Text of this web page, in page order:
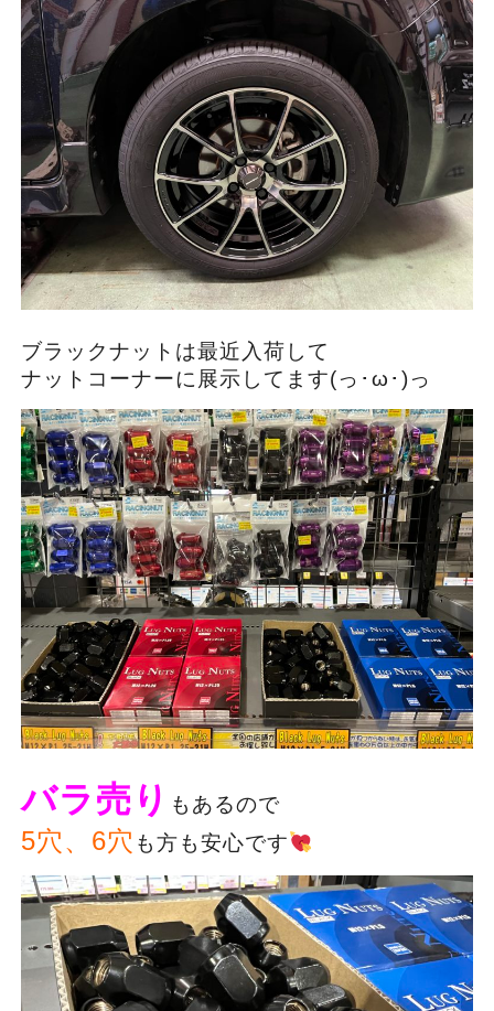
ブラックナットは最近入荷して
ナットコーナーに展示してます(っ･ω･)っ
バラ売り もあるので
5穴、6穴 も方も安心です